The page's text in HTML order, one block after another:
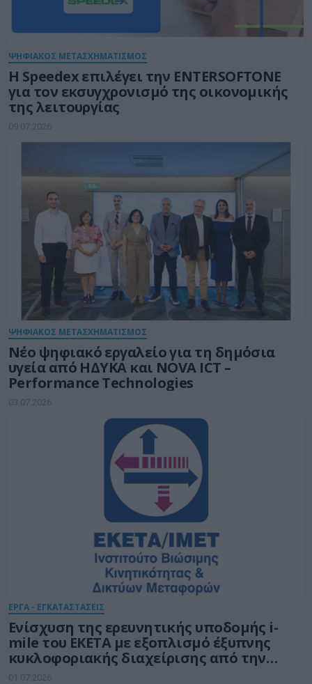
ΨΗΦΙΑΚΟΣ ΜΕΤΑΣΧΗΜΑΤΙΣΜΟΣ
Η Speedex επιλέγει την ENTERSOFTONE
για τον εκσυγχρονισμό της οικονομικής
της λειτουργίας
09.07.2026
ΨΗΦΙΑΚΟΣ ΜΕΤΑΣΧΗΜΑΤΙΣΜΟΣ
Νέο ψηφιακό εργαλείο για τη δημόσια
υγεία από ΗΔΥΚΑ και NOVA ICT –
Performance Technologies
03.07.2026
ΕΡΓΑ - ΕΓΚΑΤΑΣΤΑΣΕΙΣ
Ενίσχυση της ερευνητικής υποδομής i-
mile του ΕΚΕΤΑ με εξοπλισμό έξυπνης
κυκλοφοριακής διαχείρισης από την
Ένωση Εταιρειών DOTSOFT-EUR.ELEC
01.07.2026